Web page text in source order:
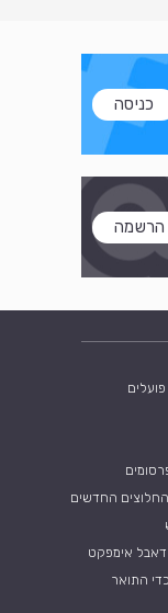
כניסה
הרשמה
החדשים
אימפקט
כדי התואר